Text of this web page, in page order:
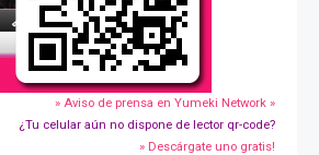
» Aviso de prensa en Yumeki Network »
¿Tu celular aún no dispone de lector qr-code?
» Descárgate uno gratis!